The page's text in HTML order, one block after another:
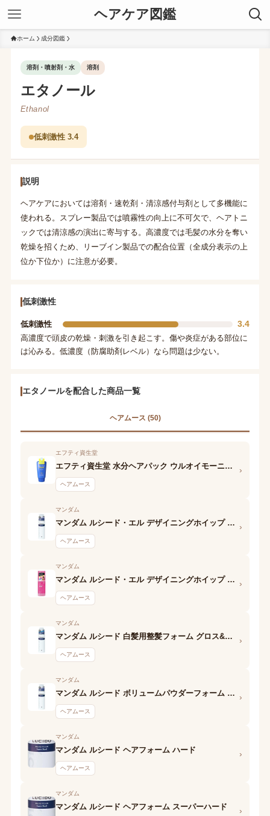
ヘアケア図鑑
ホーム 成分図鑑
溶剤・噴射剤・水 溶剤
エタノール
Ethanol
低刺激性 3.4
説明
ヘアケアにおいては溶剤・速乾剤・清涼感付与剤として多機能に
使われる。スプレー製品では噴霧性の向上に不可欠で、ヘアトニ
ックでは清涼感の演出に寄与する。高濃度では毛髪の水分を奪い
乾燥を招くため、リーブイン製品での配合位置（全成分表示の上
位か下位か）に注意が必要。
低刺激性
低刺激性 3.4
高濃度で頭皮の乾燥・刺激を引き起こす。傷や炎症がある部位に
は沁みる。低濃度（防腐助剤レベル）なら問題は少ない。
エタノールを配合した商品一覧
ヘアムース (50)
エフティ資生堂
エフティ資生堂 水分ヘアパック ウルオイモーニングムース
ヘアムース
›
マンダム
マンダム ルシード・エル デザイニングホイップ ビューティウェーブフォーム
ヘアムース
›
マンダム
マンダム ルシード・エル デザイニングホイップ スプリングカールフォーム
ヘアムース
›
マンダム
マンダム ルシード 白髪用整髪フォーム グロス&ハード
ヘアムース
›
マンダム
マンダム ルシード ボリュームパウダーフォーム ふんわりハード
ヘアムース
›
マンダム
マンダム ルシード ヘアフォーム ハード
ヘアムース
›
マンダム
マンダム ルシード ヘアフォーム スーパーハード ›